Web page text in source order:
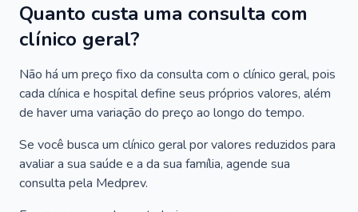
Quanto custa uma consulta com
clínico geral?
Não há um preço fixo da consulta com o clínico geral, pois
cada clínica e hospital define seus próprios valores, além
de haver uma variação do preço ao longo do tempo.
Se você busca um clínico geral por valores reduzidos para
avaliar a sua saúde e a da sua família, agende sua
consulta pela Medprev.